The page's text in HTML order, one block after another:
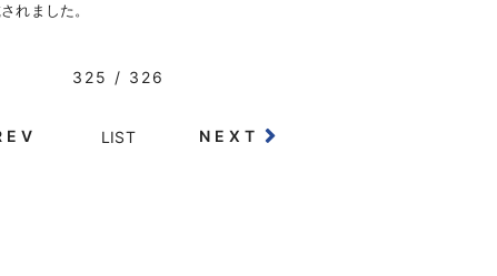
れました。
325 / 326
LIST NEXT